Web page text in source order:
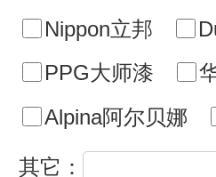
Nippon立邦
PPG大师漆
Alpina阿尔贝娜
其它：